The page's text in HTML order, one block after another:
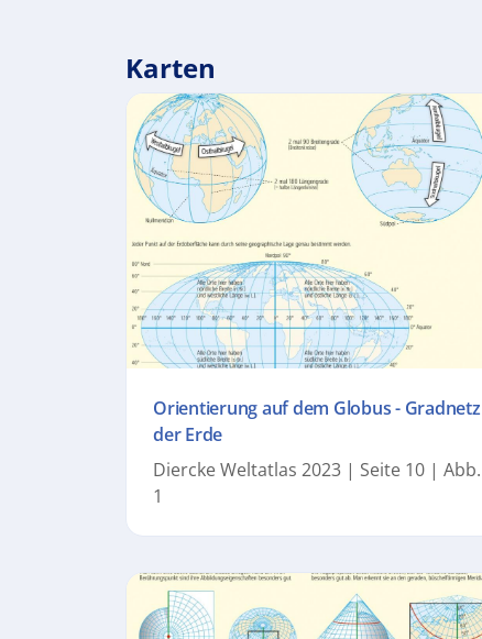
Karten
Orientierung auf dem Globus - Gradnetz
der Erde
Diercke Weltatlas 2023 | Seite 10 | Abb.
1